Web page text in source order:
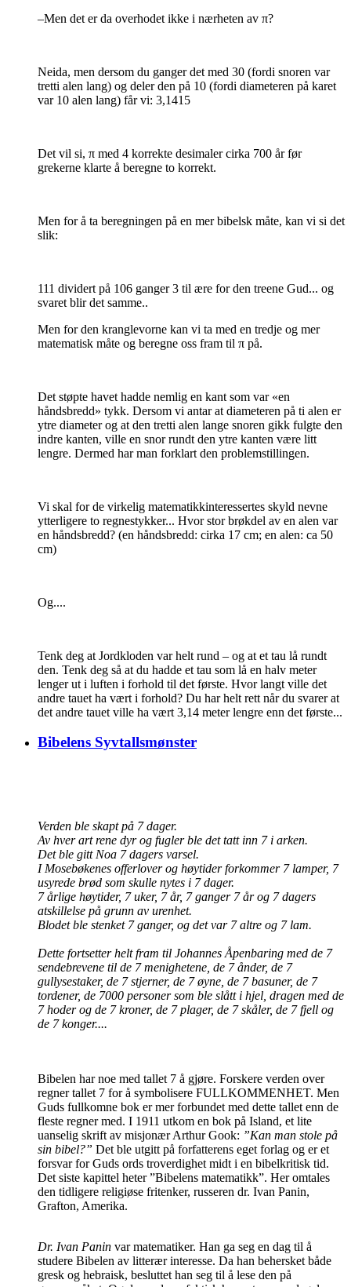
–Men det er da overhodet ikke i nærheten av π?
Neida, men dersom du ganger det med 30 (fordi snoren var
tretti alen lang) og deler den på 10 (fordi diameteren på karet
var 10 alen lang) får vi: 3,1415
Det vil si, π med 4 korrekte desimaler cirka 700 år før
grekerne klarte å beregne to korrekt.
Men for å ta beregningen på en mer bibelsk måte, kan vi si det
slik:
111 dividert på 106 ganger 3 til ære for den treene Gud... og
svaret blir det samme..
Men for den kranglevorne kan vi ta med en tredje og mer
matematisk måte og beregne oss fram til π på.
Det støpte havet hadde nemlig en kant som var «en
håndsbredd» tykk. Dersom vi antar at diameteren på ti alen er
ytre diameter og at den tretti alen lange snoren gikk fulgte den
indre kanten, ville en snor rundt den ytre kanten være litt
lengre. Dermed har man forklart den problemstillingen.
Vi skal for de virkelig matematikkinteressertes skyld nevne
ytterligere to regnestykker... Hvor stor brøkdel av en alen var
en håndsbredd? (en håndsbredd: cirka 17 cm; en alen: ca 50
cm)
Og....
Tenk deg at Jordkloden var helt rund – og at et tau lå rundt
den. Tenk deg så at du hadde et tau som lå en halv meter
lenger ut i luften i forhold til det første. Hvor langt ville det
andre tauet ha vært i forhold? Du har helt rett når du svarer at
det andre tauet ville ha vært 3,14 meter lengre enn det første...
Bibelens Syvtallsmønster
Verden ble skapt på 7 dager.
Av hver art rene dyr og fugler ble det tatt inn 7 i arken.
Det ble gitt Noa 7 dagers varsel.
I Mosebøkenes offerlover og høytider forkommer 7 lamper, 7
usyrede brød som skulle nytes i 7 dager.
7 årlige høytider, 7 uker, 7 år, 7 ganger 7 år og 7 dagers
atskillelse på grunn av urenhet.
Blodet ble stenket 7 ganger, og det var 7 altre og 7 lam.
Dette fortsetter helt fram til Johannes Åpenbaring med de 7
sendebrevene til de 7 menighetene, de 7 ånder, de 7
gullysestaker, de 7 stjerner, de 7 øyne, de 7 basuner, de 7
tordener, de 7000 personer som ble slått i hjel, dragen med de
7 hoder og de 7 kroner, de 7 plager, de 7 skåler, de 7 fjell og
de 7 konger....
Bibelen har noe med tallet 7 å gjøre. Forskere verden over
regner tallet 7 for å symbolisere FULLKOMMENHET. Men
Guds fullkomne bok er mer forbundet med dette tallet enn de
fleste regner med. I 1911 utkom en bok på Island, et lite
uanselig skrift av misjonær Arthur Gook: ”Kan man stole på
sin bibel?” Det ble utgitt på forfatterens eget forlag og er et
forsvar for Guds ords troverdighet midt i en bibelkritisk tid.
Det siste kapittel heter ”Bibelens matematikk”. Her omtales
den tidligere religiøse fritenker, russeren dr. Ivan Panin,
Grafton, Amerika.
Dr. Ivan Panin var matematiker. Han ga seg en dag til å
studere Bibelen av litterær interesse. Da han behersket både
gresk og hebraisk, besluttet han seg til å lese den på